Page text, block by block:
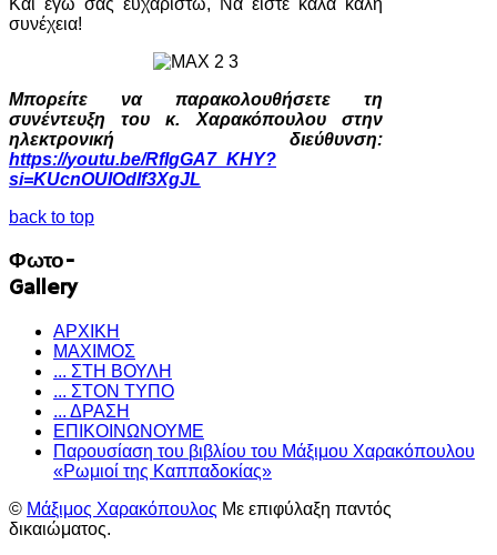
Και εγώ σας ευχαριστώ, Να είστε καλά καλή
συνέχεια!
Μπορείτε να παρακολουθήσετε τη
συνέντευξη του κ. Χαρακόπουλου στην
ηλεκτρονική διεύθυνση:
https://youtu.be/RfIgGA7_ KHY?
si=KUcnOUIOdIf3XgJL
back to top
Φωτο-
Gallery
ΑΡΧΙΚΗ
ΜΑΧΙΜΟΣ
... ΣΤΗ ΒΟΥΛΗ
... ΣΤΟΝ ΤΥΠΟ
... ΔΡΑΣΗ
ΕΠΙΚΟΙΝΩΝΟΥΜΕ
Παρουσίαση του βιβλίου του Μάξιμου Χαρακόπουλου
«Ρωμιοί της Καππαδοκίας»
© Μάξιμος Χαρακόπουλος Με επιφύλαξη παντός
δικαιώματος.